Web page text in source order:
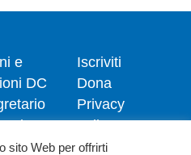
e
DC
Iscriviti
Dona
Privacy
policy
Politica dei
sito Web per offrirti